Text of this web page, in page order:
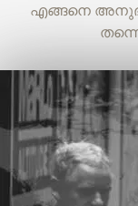
എങ്ങനെ